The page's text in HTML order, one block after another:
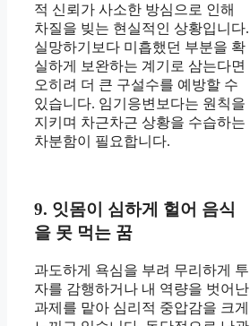
적 신뢰가 사소한 방심으로 인해
차질을 빚는 현실적인 상황입니다.
실망하기보다 미흡했던 부분을 확
실하게 보완하는 계기로 삼는다면
오히려 더 큰 구설수를 예방할 수
있습니다. 임기응변보다는 원칙을
지키며 차근차근 상황을 수습하는
차분함이 필요합니다.
9. 잇몸이 심하게 헐어 음식
을 못 먹는 꿈
과도하게 욕심을 부려 무리하게 투
자를 감행하거나 내 역량을 벗어난
과제를 맡아 심리적 중압감을 크게